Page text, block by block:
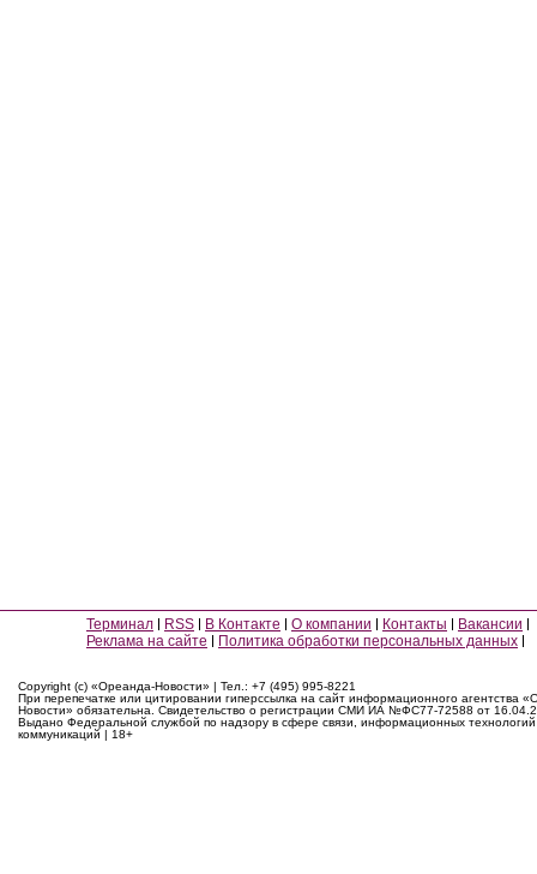
Терминал RSS В Контакте О компании Контакты
Вакансии
Реклама на сайте
Политика обработки персональных данных
Copyright (c) «Ореанда-Новости» | Тел.: +7 (495) 995-8221
При перепечатке или цитировании гиперссылка на сайт информационного агентства
Новости» обязательна. Свидетельство о регистрации СМИ ИА №ФС77-72588 от
Выдано Федеральной службой по надзору в сфере связи, информационных
коммуникаций | 18+